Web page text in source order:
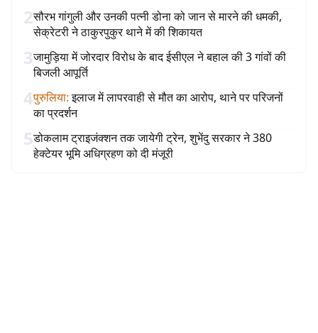
2सौरभ गांगुली और उनकी पत्नी डोना को जान से मारने की धमकी,
सेक्रेटरी ने ठाकुरपुकुर थाने में की शिकायत
3जामुड़िया में जोरदार विरोध के बाद ईसीएल ने बहाल की 3 गांवों की
बिजली आपूर्ति
4पुरुलिया: इलाज में लापरवाही से मौत का आरोप, थाने पर परिजनों
का प्रदर्शन
5डोकलाम ट्राइजंक्शन तक जायेगी ट्रेन, शुभेंदु सरकार ने 380
हेक्टेयर भूमि अधिग्रहण को दी मंजूरी